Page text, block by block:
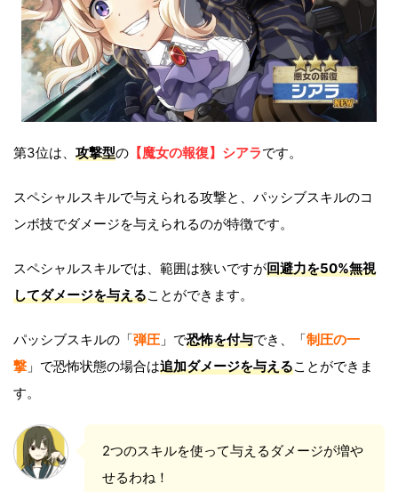
第3位は、 攻撃型の 【魔女の報復】シアラです。
スペシャルスキルで与えられる攻撃と、パッシブスキルのコ
ンボ技でダメージを与えられるのが特徴です。
スペシャルスキルでは、範囲は狭いですが回避力を50%無視
してダメージを与えることができます。
パッシブスキルの「弾圧 」で恐怖を付与でき、「制圧の一
撃 」で恐怖状態の場合は追加ダメージを与えることができま
す。
2つのスキルを使って与えるダメージが増や
せるわね！